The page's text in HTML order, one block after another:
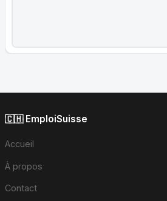
🇨🇭 EmploiSuisse
Accueil
À propos
Contact